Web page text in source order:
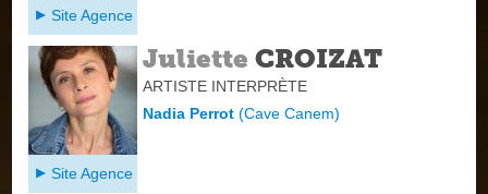
Site Agence
Juliette CROIZAT
ARTISTE INTERPRÈTE
Nadia Perrot(Cave Canem)
Site Agence